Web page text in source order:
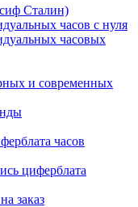
Сталин)
часов с нуля
часовых
и современных
часов
циферблата
заказ